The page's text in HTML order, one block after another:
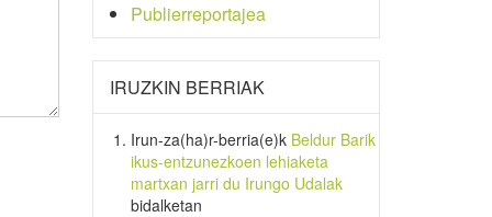
Publierreportajea
IRUZKIN BERRIAK
Irun-za(ha)r-berria(e)k Beldur Barik
ikus-entzunezkoen lehiaketa
martxan jarri du Irungo Udalak
bidalketan